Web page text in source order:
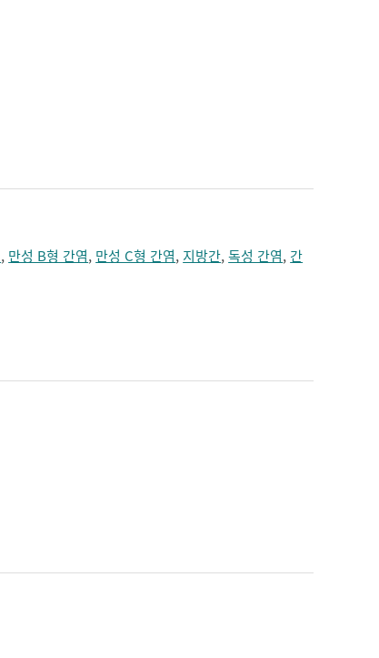
, 만성 B형 간염, 만성 C형 간염, 지방간,독성 간염, 간